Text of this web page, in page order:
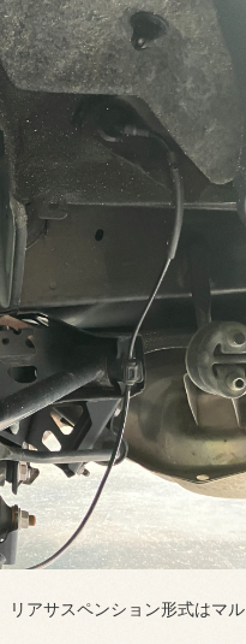
リアサスペンション形式はマル